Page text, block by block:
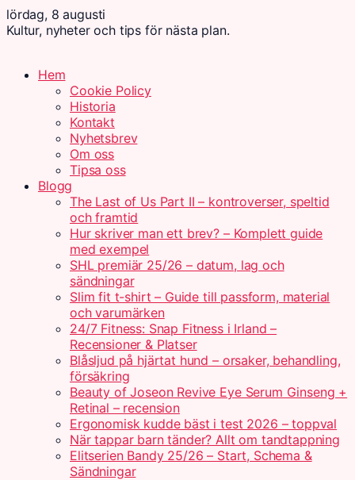
lördag, 8 augusti
Kultur, nyheter och tips för nästa plan.
Hem
Cookie Policy
Historia
Kontakt
Nyhetsbrev
Om oss
Tipsa oss
Blogg
The Last of Us Part II – kontroverser, speltid
och framtid
Hur skriver man ett brev? – Komplett guide
med exempel
SHL premiär 25/26 – datum, lag och
sändningar
Slim fit t-shirt – Guide till passform, material
och varumärken
24/7 Fitness: Snap Fitness i Irland –
Recensioner & Platser
Blåsljud på hjärtat hund – orsaker, behandling,
försäkring
Beauty of Joseon Revive Eye Serum Ginseng +
Retinal – recension
Ergonomisk kudde bäst i test 2026 – toppval
När tappar barn tänder? Allt om tandtappning
Elitserien Bandy 25/26 – Start, Schema &
Sändningar